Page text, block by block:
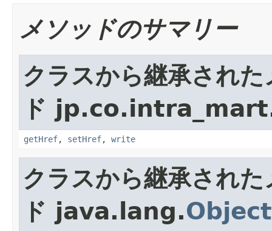
メソッドのサマリー
クラスから継承された
ド
getHref, setHref, write
クラスから継承された
ド java.lang.Object